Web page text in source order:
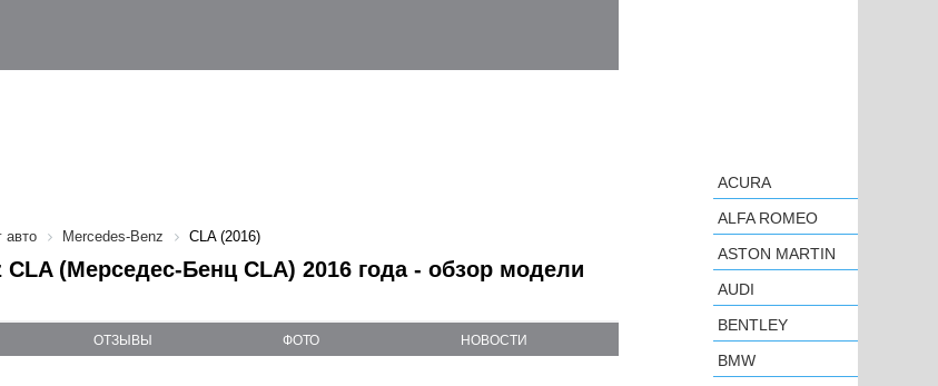
авто Mercedes-Benz CLA (2016)
CLA (Мерседес-Бенц CLA) 2016 года - обзор модели
ОТЗЫВЫ ФОТО НОВОСТИ
ACURA
ALFA ROMEO
ASTON MARTIN
AUDI
BENTLEY
BMW